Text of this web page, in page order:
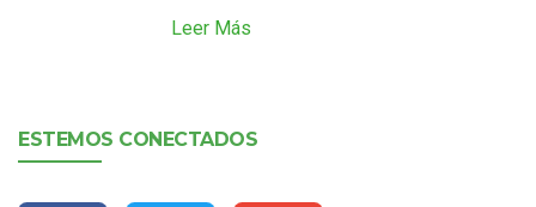
Leer Más
ESTEMOS CONECTADOS